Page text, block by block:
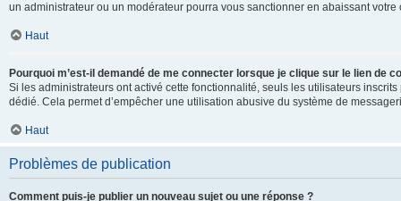
un administrateur ou un modérateur pourra vous sanctionner en abaissant votre
Haut
Pourquoi m’est-il demandé de me connecter lorsque je clique sur le lien de
Si les administrateurs ont activé cette fonctionnalité, seuls les utilisateurs
dédié. Cela permet d’empêcher une utilisation abusive du système de
Haut
Problèmes de publication
Comment puis-je publier un nouveau sujet ou une réponse ?